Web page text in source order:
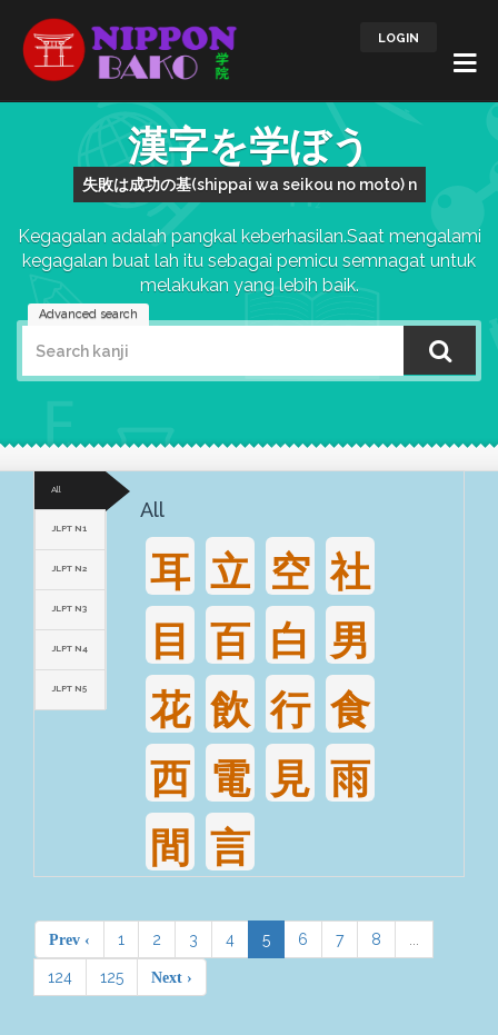
LOGIN
漢字を学ぼう
失敗は成功の基(shippai wa seikou no moto) n
Kegagalan adalah pangkal keberhasilan.Saat mengalami
kegagalan buat lah itu sebagai pemicu semnagat untuk
melakukan yang lebih baik.
Advanced search
All
JLPT N1
JLPT N2
JLPT N3
JLPT N4
JLPT N5
All
耳 立 空 社
目
百 白 男
花 飲 行 食
西 電 見 雨
間 言
Prev ‹ 1 2 3 4 5 6 7 8
124 125 Next ›